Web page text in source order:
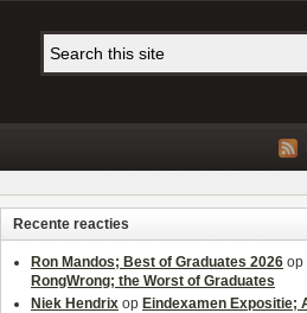
Recente reacties
Ron Mandos; Best of Graduates 2026 op
RongWrong; the Worst of Graduates
Niek Hendrix op Eindexamen Expositie;